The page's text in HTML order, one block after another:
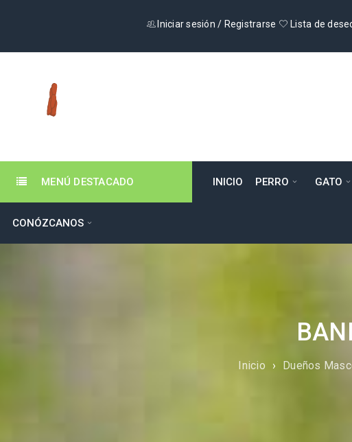
Iniciar sesión / Registrarse Lista de
MENÚ DESTACADO INICIO PERRO GATO
CONÓZCANOS
Inicio › Dueños